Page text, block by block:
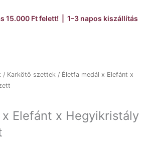
15.000 Ft felett! | 1–3 napos kiszállítás
/ Karkötő szettek / Életfa medál x Elefánt x
Elefánt x Hegyikristály